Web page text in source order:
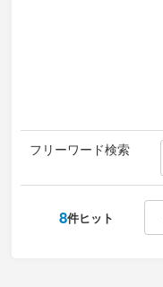
フリーワード検索
8件ヒット